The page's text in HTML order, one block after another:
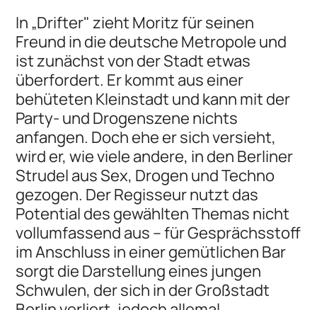
In „Drifter" zieht Moritz für seinen
Freund in die deutsche Metropole und
ist zunächst von der Stadt etwas
überfordert. Er kommt aus einer
behüteten Kleinstadt und kann mit der
Party- und Drogenszene nichts
anfangen. Doch ehe er sich versieht,
wird er, wie viele andere, in den Berliner
Strudel aus Sex, Drogen und Techno
gezogen. Der Regisseur nutzt das
Potential des gewählten Themas nicht
vollumfassend aus – für Gesprächsstoff
im Anschluss in einer gemütlichen Bar
sorgt die Darstellung eines jungen
Schwulen, der sich in der Großstadt